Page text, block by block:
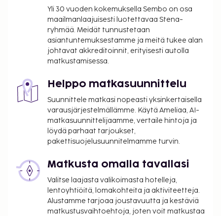
Kaupungin perimä vero: 1.5.–30.9. välisenä
aikana 1.15 EUR per henkilö, per yö, korkeintaan
10 yöltä. Tätä veroa ei peritä alle 4 vuotta
vanhoilta lapsilta.
Tässä on mainittu kaikki majoituspaikan meille
Kaikkien asiakkaiden, myös lasten, tulee olla
läsnä sisäänkirjautumisen yhteydessä, ja heidän
tulee näyttää virallinen kuvallinen
henkilöllisyystodistus tai passi.
Kansallisten määräysten vuoksi käteismaksut
tässä majoituspaikassa. Saat lisätietoja asiasta
ottamalla yhteyttä majoituspaikkaan
varausvahvistuksessa olevien tietojen avulla.
Majoituspaikan veloittamaan hintaan sisältyvät
pakolliset siivousmaksut.
Yli 30 vuoden kokemuksella Sembo on osa
maailmanlaajuisesti luotettavaa Stena-
ryhmää. Meidät tunnustetaan
asiantuntemuksestamme ja meitä tukee alan
johtavat akkreditoinnit, erityisesti autolla
matkustamisessa.
Helppo matkasuunnittelu
Suunnittele matkasi nopeasti yksinkertaisella
varausjärjestelmällämme. Käytä Ameliaa, AI-
matkasuunnittelijaamme, vertaile hintoja ja
löydä parhaat tarjoukset,
pakettisuojelusuunnitelmamme turvin.
Matkusta omalla tavallasi
Valitse laajasta valikoimasta hotelleja,
lentoyhtiöitä, lomakohteita ja aktiviteetteja.
Alustamme tarjoaa joustavuutta ja kestäviä
matkustusvaihtoehtoja, joten voit matkustaa